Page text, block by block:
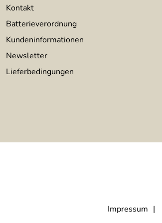
Kontakt
Batterieverordnung
Kundeninformationen
Newsletter
Lieferbedingungen
Impressum